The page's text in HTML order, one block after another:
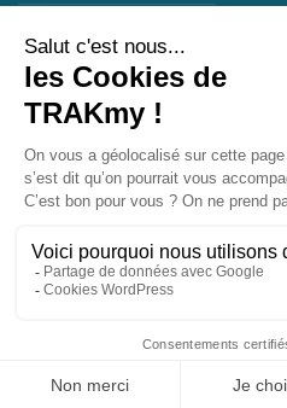
CGU
CGV
Mentions légales